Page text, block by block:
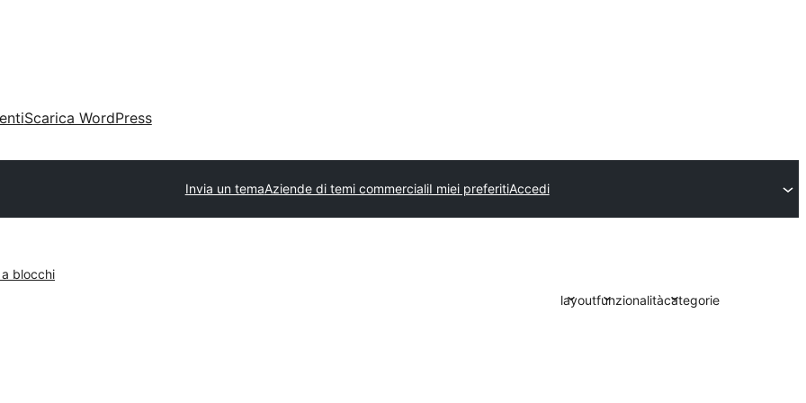
Scarica WordPress
Invia un temaAziende di temi commercialiI miei preferitiAccedi
a blocchi
layoutfunzionalitàcategorie